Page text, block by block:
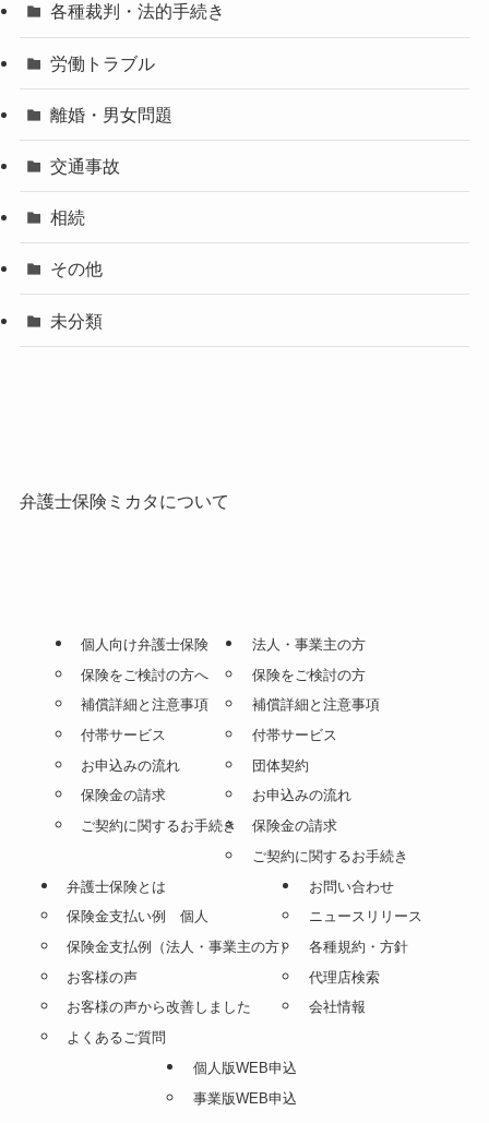
各種裁判・法的手続き
労働トラブル
離婚・男女問題
交通事故
相続
その他
未分類
弁護士保険ミカタについて
個人向け弁護士保険
保険をご検討の方へ
補償詳細と注意事項
付帯サービス
お申込みの流れ
保険金の請求
ご契約に関するお手続き
法人・事業主の方
保険をご検討の方
補償詳細と注意事項
付帯サービス
団体契約
お申込みの流れ
保険金の請求
ご契約に関するお手続き
弁護士保険とは
保険金支払い例 個人
保険金支払例（法人・事業主の方）
お客様の声
お客様の声から改善しました
よくあるご質問
お問い合わせ
ニュースリリース
各種規約・方針
代理店検索
会社情報
個人版WEB申込
事業版WEB申込